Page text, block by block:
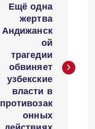
Ещё одна
жертва
Андижанск
ой
трагедии
обвиняет
узбекские
власти в
противозак
онных